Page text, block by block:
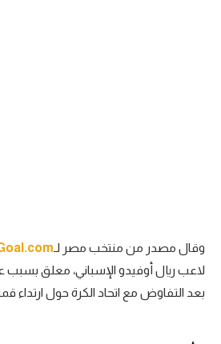
في المونديال
رياضة نسائية
وقال مصدر من منتخب مصر لـ
لاعب ريال أوفيدو الإسباني، معلق
بعد التفاوض مع اتحاد الكرة حول